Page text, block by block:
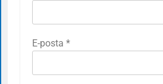
E-posta *